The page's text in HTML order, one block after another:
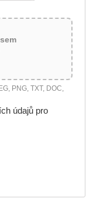
PNG, TXT, DOC,
údajů pro